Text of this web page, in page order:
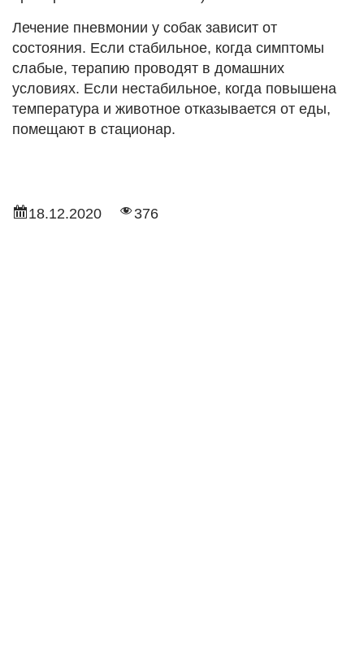
Лечение пневмонии у собак зависит от
состояния. Если стабильное, когда симптомы
слабые, терапию проводят в домашних
условиях. Если нестабильное, когда повышена
температура и животное отказывается от еды,
помещают в стационар.
18.12.2020 376